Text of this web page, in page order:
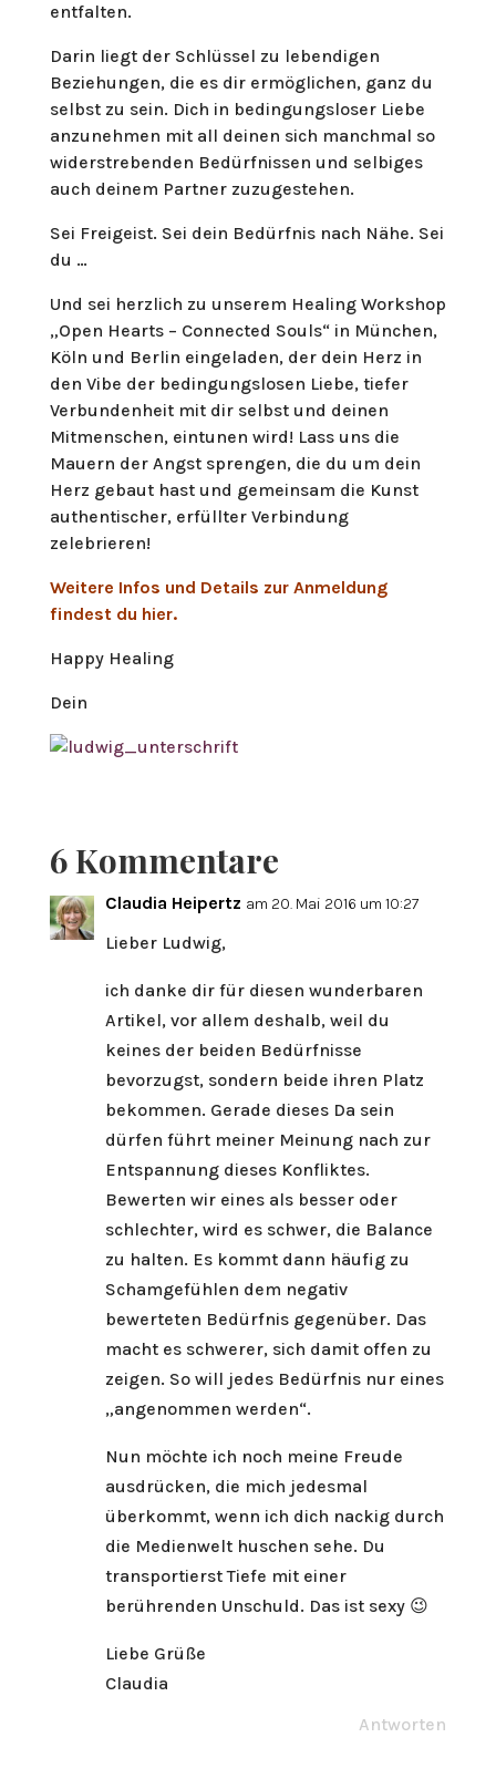
entfalten.
Darin liegt der Schlüssel zu lebendigen
Beziehungen, die es dir ermöglichen, ganz du
selbst zu sein. Dich in bedingungsloser Liebe
anzunehmen mit all deinen sich manchmal so
widerstrebenden Bedürfnissen und selbiges
auch deinem Partner zuzugestehen.
Sei Freigeist. Sei dein Bedürfnis nach Nähe. Sei
du …
Und sei herzlich zu unserem Healing Workshop
„Open Hearts – Connected Souls“ in München,
Köln und Berlin eingeladen, der dein Herz in
den Vibe der bedingungslosen Liebe, tiefer
Verbundenheit mit dir selbst und deinen
Mitmenschen, eintunen wird! Lass uns die
Mauern der Angst sprengen, die du um dein
Herz gebaut hast und gemeinsam die Kunst
authentischer, erfüllter Verbindung
zelebrieren!
Weitere Infos und Details zur Anmeldung
findest du hier.
Happy Healing
Dein
6 Kommentare
Claudia Heipertz am 20. Mai 2016 um 10:27
Lieber Ludwig,
ich danke dir für diesen wunderbaren
Artikel, vor allem deshalb, weil du
keines der beiden Bedürfnisse
bevorzugst, sondern beide ihren Platz
bekommen. Gerade dieses Da sein
dürfen führt meiner Meinung nach zur
Entspannung dieses Konfliktes.
Bewerten wir eines als besser oder
schlechter, wird es schwer, die Balance
zu halten. Es kommt dann häufig zu
Schamgefühlen dem negativ
bewerteten Bedürfnis gegenüber. Das
macht es schwerer, sich damit offen zu
zeigen. So will jedes Bedürfnis nur eines
„angenommen werden“.
Nun möchte ich noch meine Freude
ausdrücken, die mich jedesmal
überkommt, wenn ich dich nackig durch
die Medienwelt huschen sehe. Du
transportierst Tiefe mit einer
berührenden Unschuld. Das ist sexy 😉
Liebe Grüße
Claudia
Antworten